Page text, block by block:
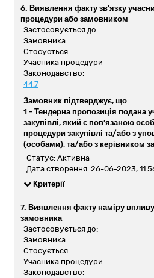
6. Виявлення факту зв'язку
процедури або замовником
Застосовується до:
Замовника
Стосується:
Учасника процедури
Законодавство:
44.7
Замовник підтверджує, що
1 - Тендерна пропозиція подана
закупівлі, який є пов’язаною
процедури закупівлі та/або з
(особами), та/або з керівником
Статус: Активна
Дата створення: 26-06-2023,
Критерії
7. Виявлення факту наміру
замовника
Застосовується до:
Замовника
Стосується:
Учасника процедури
Законодавство: